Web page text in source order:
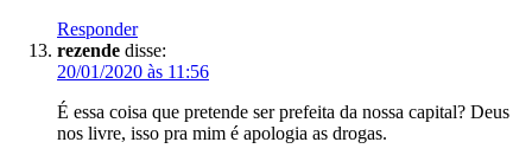
Responder
rezende disse:
20/01/2020 às 11:56
É essa coisa que pretende ser prefeita da nossa capital? Deus
nos livre, isso pra mim é apologia as drogas.